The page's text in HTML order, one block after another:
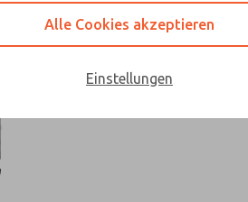
Sie ROSS
Alle Cookies akzeptieren
Einstellungen